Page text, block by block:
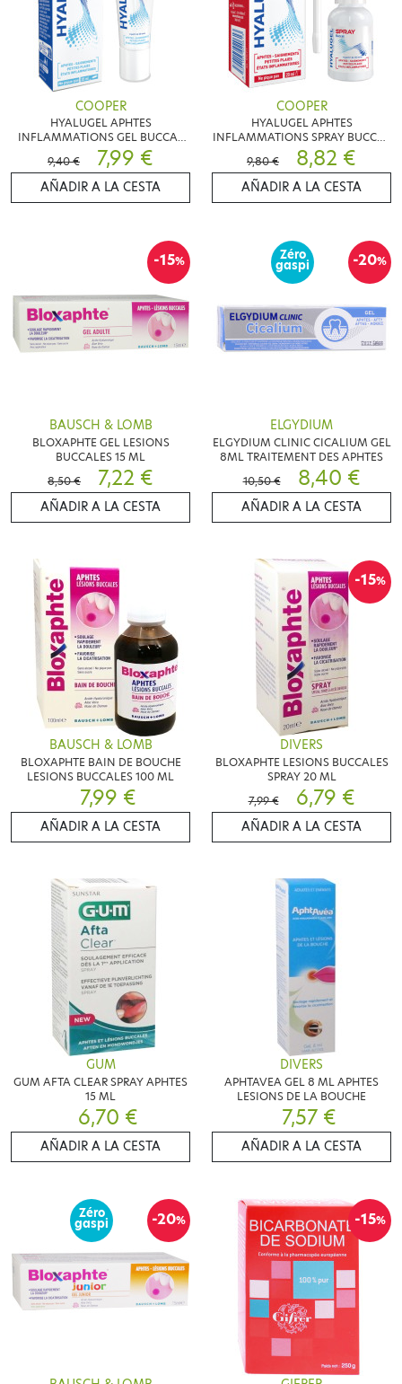
COOPER
HYALUGEL APHTES
INFLAMMATIONS GEL BUCCAL
20ML
9,40 € 7,99 €
AÑADIR A LA CESTA
COOPER
HYALUGEL APHTES
INFLAMMATIONS SPRAY BUCCAL
20ML
9,80 € 8,82 €
AÑADIR A LA CESTA
-15%
BAUSCH & LOMB
BLOXAPHTE GEL LESIONS
BUCCALES 15 ML
8,50 €
7,22 €
AÑADIR A LA CESTA
-20%
Zéro
gaspi
ELGYDIUM
ELGYDIUM CLINIC CICALIUM GEL
8ML TRAITEMENT DES APHTES
10,50 €
8,40 €
AÑADIR A LA CESTA
BAUSCH & LOMB
BLOXAPHTE BAIN DE BOUCHE
LESIONS BUCCALES 100 ML
7,99 €
AÑADIR A LA CESTA
-15%
DIVERS
BLOXAPHTE LESIONS BUCCALES
SPRAY 20 ML
7,99 €
6,79 €
AÑADIR A LA CESTA
GUM
GUM AFTA CLEAR SPRAY APHTES
15 ML
6,70 €
AÑADIR A LA CESTA
DIVERS
APHTAVEA GEL 8 ML APHTES
LESIONS DE LA BOUCHE
7,57 €
AÑADIR A LA CESTA
-20%
Zéro
gaspi -15%